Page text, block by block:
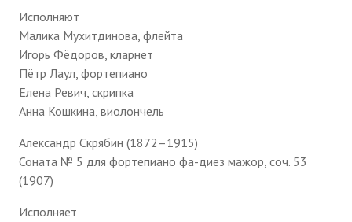
Исполняют
Малика Мухитдинова, флейта
Игорь Фёдоров, кларнет
Пётр Лаул, фортепиано
Елена Ревич, скрипка
Анна Кошкина, виолончель
Александр Скрябин (1872–1915)
Соната № 5 для фортепиано фа-диез мажор, соч. 53
(1907)
Исполняет